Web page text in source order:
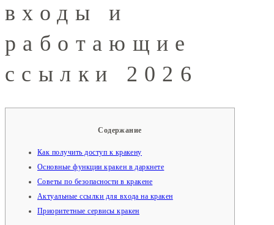
входы и
работающие
ссылки 2026
Содержание
Как получить доступ к кракену
Основные функции кракен в даркнете
Советы по безопасности в кракене
Актуальные ссылки для входа на кракен
Приоритетные сервисы кракен